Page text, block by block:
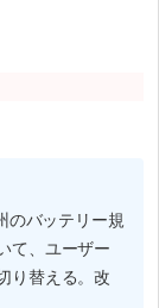
のバッテリー規
て、ユーザー
り替える。改